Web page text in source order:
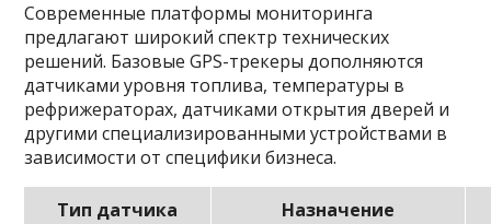
Современные платформы мониторинга
предлагают широкий спектр технических
решений. Базовые GPS-трекеры дополняются
датчиками уровня топлива, температуры в
рефрижераторах, датчиками открытия дверей и
другими специализированными устройствами в
зависимости от специфики бизнеса.
Тип датчика Назначение